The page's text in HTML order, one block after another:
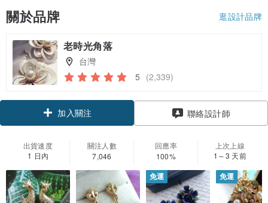
關於品牌 逛設計品牌
老時光角落
台灣
5 (2,339)
加入關注 聯絡設計師
出貨速度
1 日內
關注人數
7,046
回應率
100%
上次上線
1～3 天前
免運 免運